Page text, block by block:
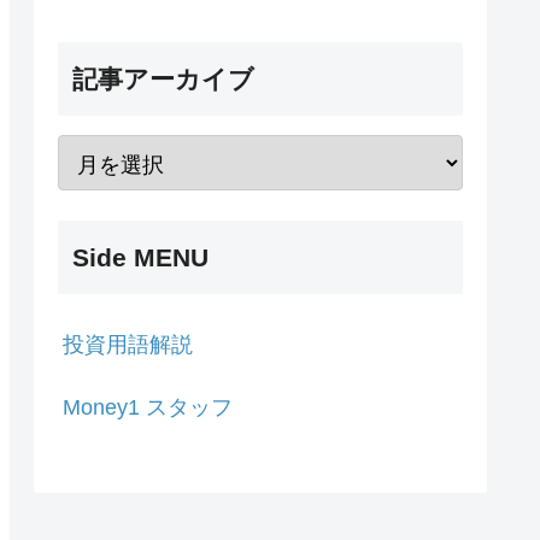
記事アーカイブ
Side MENU
投資用語解説
Money1 スタッフ